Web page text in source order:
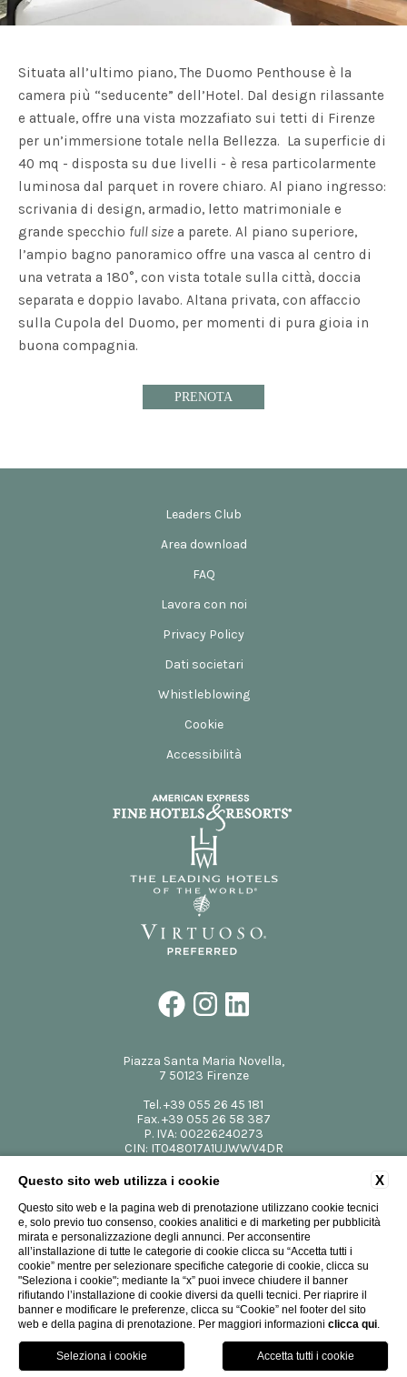
Situata all’ultimo piano, The Duomo Penthouse è la
camera più “seducente” dell’Hotel. Dal design rilassante
e attuale, offre una vista mozzafiato sui tetti di Firenze
per un’immersione totale nella Bellezza. La superficie di
40 mq - disposta su due livelli - è resa particolarmente
luminosa dal parquet in rovere chiaro. Al piano ingresso:
scrivania di design, armadio, letto matrimoniale e
grande specchio full size a parete. Al piano superiore,
l’ampio bagno panoramico offre una vasca al centro di
una vetrata a 180°, con vista totale sulla città, doccia
separata e doppio lavabo. Altana privata, con affaccio
sulla Cupola del Duomo, per momenti di pura gioia in
buona compagnia.
PRENOTA
Leaders Club
Area download
FAQ
Lavora con noi
Privacy Policy
Dati societari
Whistleblowing
Cookie
Accessibilità
Piazza Santa Maria Novella,
7 50123 Firenze
Tel.+39 055 26 45 181
Fax.+39 055 26 58 387
P. IVA: 00226240273
CIN: IT048017A1UJWWV4DR
Website by Blastness-Design by RWD RovaiWeber
X
Questo sito web utilizza i cookie
Questo sito web e la pagina web di prenotazione utilizzano cookie tecnici
e, solo previo tuo consenso, cookies analitici e di marketing per pubblicità
mirata e personalizzazione degli annunci. Per acconsentire
all’installazione di tutte le categorie di cookie clicca su “Accetta tutti i
cookie” mentre per selezionare specifiche categorie di cookie, clicca su
"Seleziona i cookie"; mediante la “x” puoi invece chiudere il banner
rifiutando l’installazione di cookie diversi da quelli tecnici. Per riaprire il
banner e modificare le preferenze, clicca su “Cookie” nel footer del sito
web e della pagina di prenotazione. Per maggiori informazioni clicca qui.